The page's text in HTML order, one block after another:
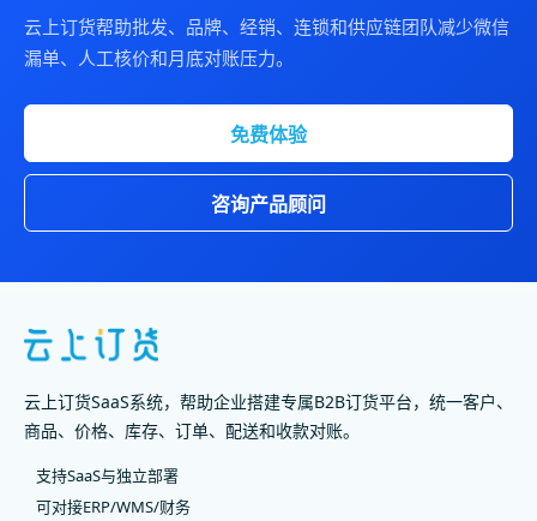
云上订货帮助批发、品牌、经销、连锁和供应链团队减少微信
漏单、人工核价和月底对账压力。
免费体验
咨询产品顾问
云上订货SaaS系统，帮助企业搭建专属B2B订货平台，统一客户、
商品、价格、库存、订单、配送和收款对账。
支持SaaS与独立部署
可对接ERP/WMS/财务